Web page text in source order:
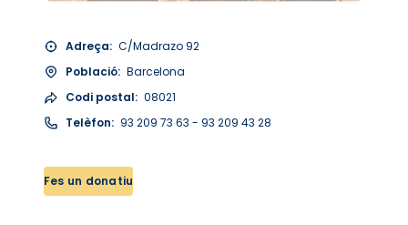
Adreça: C/Madrazo 92
Població: Barcelona
Codi postal: 08021
Telèfon: 93 209 73 63 - 93 209 43 28
Fes un donatiu